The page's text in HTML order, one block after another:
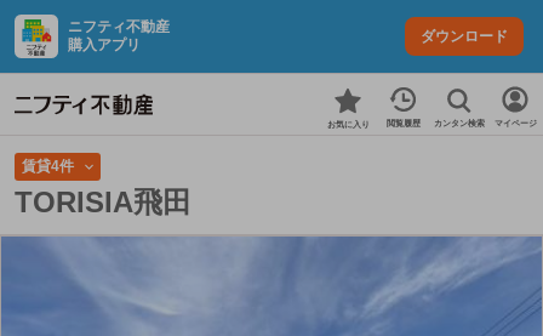
ニフティ不動産
購入アプリ
ダウンロード
お気に入り 閲覧履歴 カンタン検索 マイページ
賃貸4件
TORISIA飛田